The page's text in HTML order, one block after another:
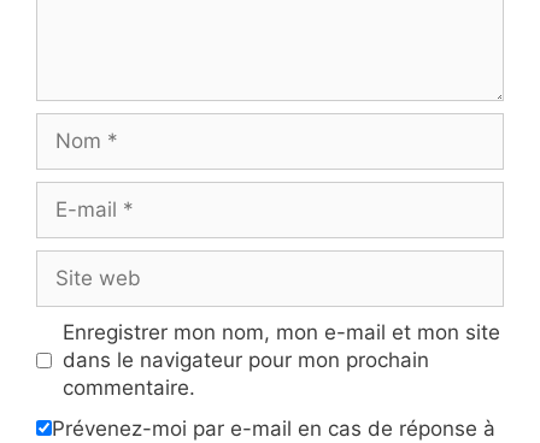
mail
web
Enregistrer mon nom, mon e-mail et mon site
dans le navigateur pour mon prochain
commentaire.
Prévenez-moi par e-mail en cas de réponse à